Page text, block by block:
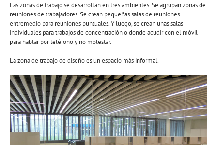
Las zonas de trabajo se desarrollan en tres ambientes. Se agrupan zonas de
reuniones de trabajadores. Se crean pequeñas salas de reuniones
entremedio para reuniones puntuales. Y luego, se crean unas salas
individuales para trabajos de concentración o donde acudir con el móvil
para hablar por teléfono y no molestar.
La zona de trabajo de diseño es un espacio más informal.